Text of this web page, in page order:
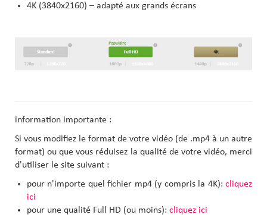
4K (3840x2160) – adapté aux grands écrans
information importante :
Si vous modifiez le format de votre vidéo (de .mp4 à un autre
format) ou que vous réduisez la qualité de votre vidéo, merci
d'utiliser le site suivant :
pour n'importe quel fichier mp4 (y compris la 4K): cliquez
ici
pour une qualité Full HD (ou moins): cliquez ici